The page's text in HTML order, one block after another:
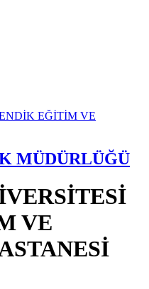
MÜDÜRLÜĞÜ
VE